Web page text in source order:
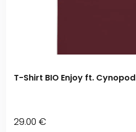
T-Shirt BIO Enjoy ft. Cynopod
29.00 €